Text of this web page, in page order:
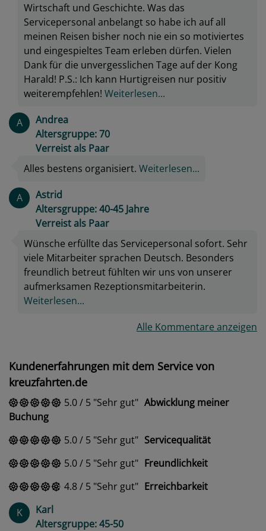
Wirtschaft und Geschichte. Was das
Servicepersonal anbelangt so habe ich auf all
meinen Reisen bisher noch nie ein so motiviertes
und eingespieltes Team erleben dürfen. Vielen
Dank für die unvergesslichen Tage auf der Kong
Harald! P.S.: Ich kann Hurtigreisen nur positiv
weiterempfehlen! Weiterlesen...
A
Andrea
Altersgruppe: 70
Verreist als Paar
Alles bestens organisiert. Weiterlesen...
A
Astrid
Altersgruppe: 40-45 Jahre
Verreist als Paar
Wünsche erfüllte das Servicepersonal sofort. Sehr
viele Mitarbeiter sprachen Deutsch. Besonders
freundlich betreut fühlten wir uns von unserer
aufmerksamen Rezeptionsmitarbeiterin.
Weiterlesen...
Alle Kommentare anzeigen
Kundenerfahrungen mit dem Service von
kreuzfahrten.de
5.0/ 5 Sehr gut
Abwicklung meiner
Buchung
5.0/ 5 Sehr gut
Servicequalität
5.0/ 5 Sehr gut
Freundlichkeit
4.8/ 5 Sehr gut
Erreichbarkeit
K
Karl
Altersgruppe: 45-50